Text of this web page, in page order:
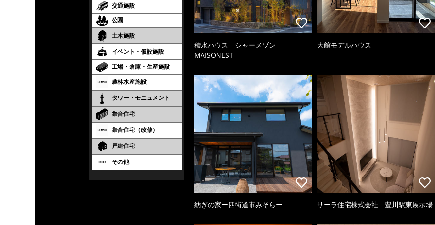
交通施設
公園
土木施設
イベント・仮設施設
工場・倉庫・生産施設
農林水産施設
タワー・モニュメント
集合住宅
集合住宅（改修）
戸建住宅
その他
積水ハウス シャーメゾン
MAISONEST
大館モデルハウス
紡ぎの家ー四街道市みそらー サーラ住宅株式会社 豊川駅東展示場